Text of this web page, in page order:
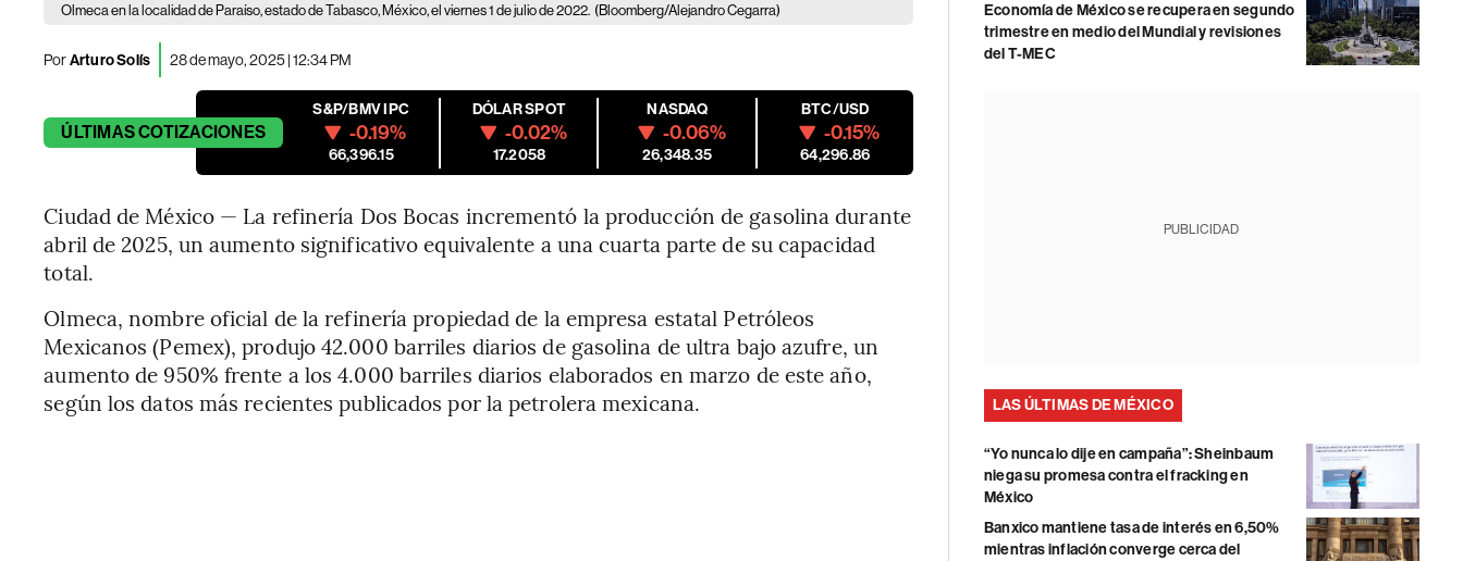
Olmeca en la localidad de Paraíso, estado de Tabasco, México, el viernes 1 de julio de 2022. (Bloomberg/Alejandro Cegarra)
PorArturo Solís 28 de mayo, 2025 | 12:34 PM
ÚLTIMASCOTIZACIONES
S&P/BMV IPC
-0.19%
66,396.15
DÓLAR SPOT
-0.02%
17.2058
NASDAQ
-0.06%
26,348.35
BTC/USD
-0.15%
64,296.86
Ciudad de México — La refinería Dos Bocas incrementó la producción de gasolina durante
abril de 2025, un aumento significativo equivalente a una cuarta parte de su capacidad
total.
Olmeca, nombre oficial de la refinería propiedad de la empresa estatal Petróleos
Mexicanos (Pemex), produjo 42.000 barriles diarios de gasolina de ultra bajo azufre, un
aumento de 950% frente a los 4.000 barriles diarios elaborados en marzo de este año,
según los datos más recientes publicados por la petrolera mexicana.
Economía de México se recupera en segundo
trimestre en medio del Mundial y revisiones
del T-MEC
PUBLICIDAD
LAS ÚLTIMAS DE MÉXICO
“Yo nunca lo dije en campaña”: Sheinbaum
niega su promesa contra el fracking en
México
Banxico mantiene tasa de interés en 6,50%
mientras inflación converge cerca del